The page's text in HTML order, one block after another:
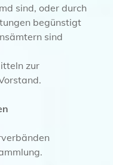
sind, oder durch
begünstigt
sind
zur